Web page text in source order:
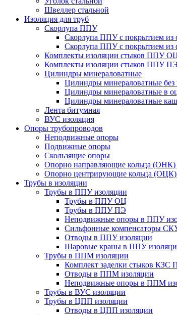
Швеллер стальной
Изоляция для труб
Скорлупа ППУ
Скорлупа ППУ с покрытием из
Скорлупа ППУ с покрытием из
Комплекты изоляции стыков ППУ
Комплекты изоляции стыков ППУ ПЭ
Цилиндры минераловатные
Цилиндры минераловатные без
Цилиндры минераловатные в
Цилиндры минераловатные
Лента битумная
ВУС изоляция
Опоры трубопроводов
Неподвижные опоры
Подвижные опоры
Скользящие опоры
Опорно направляющие кольца (ОНК)
Опорно центрирующие кольца (ОЦК)
Трубы в изоляции
Трубы в ППУ изоляции
Трубы в ППУ ОЦ
Трубы в ППУ ПЭ
Неподвижные опоры в ППУ
Сильфонные компенсаторы
Отводы в ППУ изоляции
Шаровые краны в ППУ
Трубы в ППМ изоляции
Комплект заделки стыков КЗС
Отводы в ППМ изоляции
Неподвижные опоры в ППМ
Трубы в ВУС изоляции
Трубы в ЦПП изоляции
Отводы в ЦПП изоляции